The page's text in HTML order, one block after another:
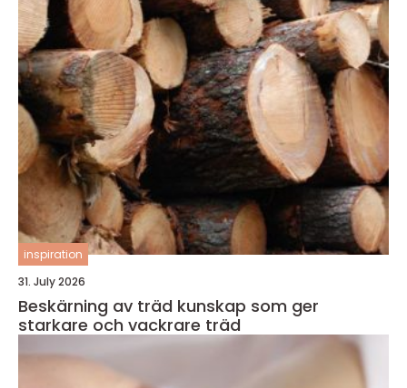
inspiration
31. July 2026
Beskärning av träd kunskap som ger
starkare och vackrare träd